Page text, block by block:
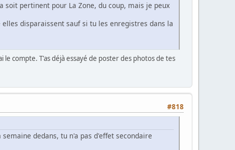
soit pertinent pour La Zone, du coup, mais je peux
disparaissent sauf si tu les enregistres dans la
compte. T'as déjà essayé de poster des photos de tes
#818
dedans, tu n'a pas d'effet secondaire